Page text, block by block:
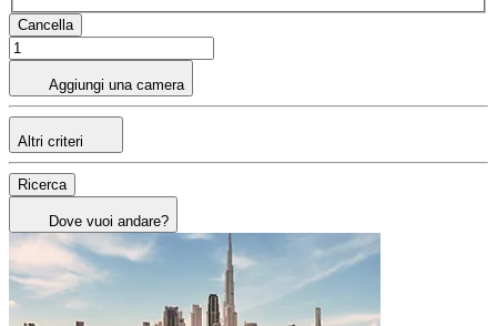
Cancella
Aggiungi una camera
Altri criteri
Ricerca
Dove vuoi andare?